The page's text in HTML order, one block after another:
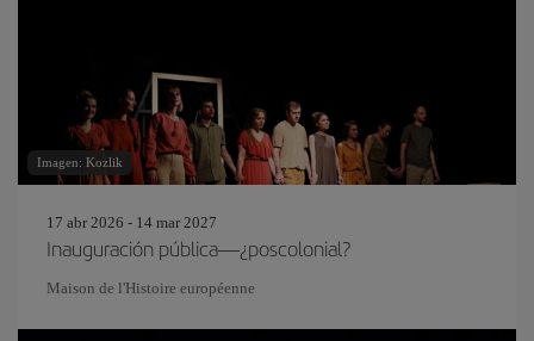
Imagen: Kozlik
17 abr 2026 - 14 mar 2027
Inauguración pública—¿poscolonial?
Maison de l'Histoire européenne